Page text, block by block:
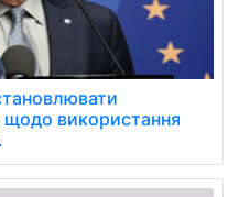
використання